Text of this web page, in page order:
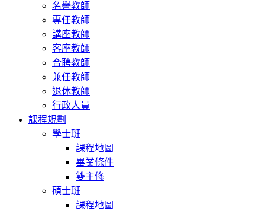
名譽教師
專任教師
講座教師
客座教師
合聘教師
兼任教師
退休教師
行政人員
課程規劃
學士班
課程地圖
畢業條件
雙主修
碩士班
課程地圖